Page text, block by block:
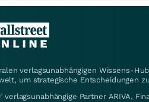
verlagsunabhängigen Wissens-
um strategische Entscheidungen
verlagsunabhängige Partner ARIVA,